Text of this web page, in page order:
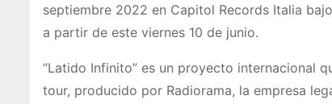
septiembre 2022 en Capitol Records Italia
a partir de este viernes 10 de junio.
“Latido Infinito” es un proyecto internacional
tour, producido por Radiorama, la empresa